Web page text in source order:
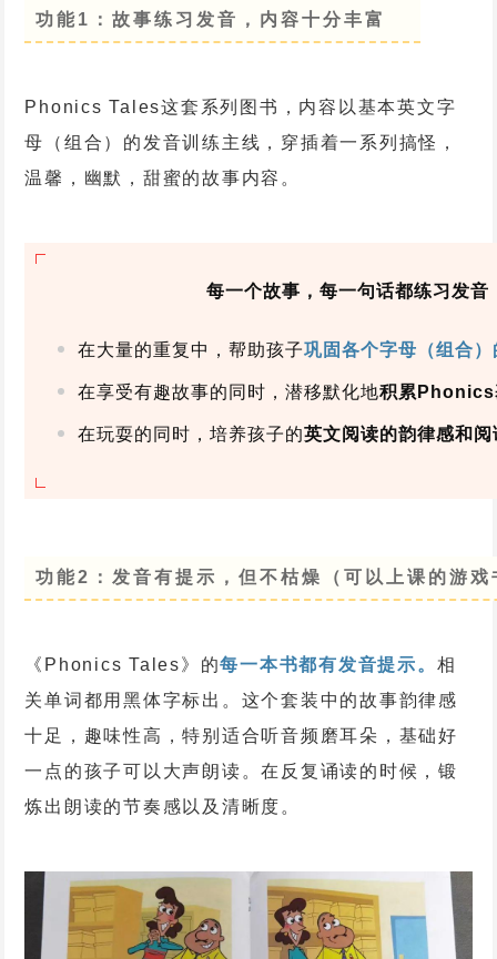
功能1：故事练习发音，内容十分丰富
Phonics Tales这套系列图书，内容以基本英文字
母（组合）的发音训练主线，穿插着一系列搞怪，
温馨，幽默，甜蜜的故事内容。
每一个故事，每一句话都练习发音
在大量的重复中，帮助孩子巩固各个字母（组合
在享受有趣故事的同时，潜移默化地积累Phonics
在玩耍的同时，培养孩子的英文阅读的韵律感和
功能2：发音有提示，但不枯燥 （可以上课的游
《Phonics Tales》的每一本书都有发音提示。 相
关单词都用黑体字标出。这个套装中的故事韵律感
十足，趣味性高，特别适合听音频磨耳朵，基础好
一点的孩子可以大声朗读。在反复诵读的时候，锻
炼出朗读的节奏感以及清晰度。